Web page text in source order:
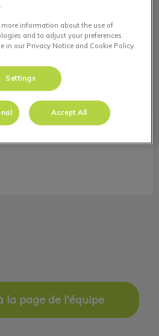
la page de l'équipe
more information about the use of
and to adjust your preferences.
in our Privacy Notice and Cookie Policy.
Settings
Accept All